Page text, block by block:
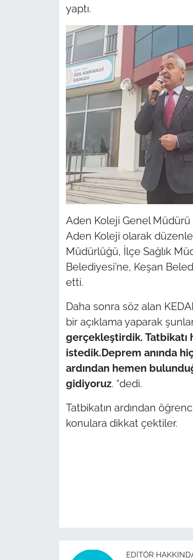
yaptı.
Aden Koleji Genel Müdürü
Aden Koleji olarak
Müdürlüğü, İlçe Sağlık
Belediyesi’ne, Keşan
etti.
Daha sonra söz alan
bir açıklama yaparak
gerçekleştirdik. Tatbikatı
istedik.Deprem anında
ardından hemen
gidiyoruz. “dedi.
Tatbikatın ardından
konulara dikkat çektiler.
EDITÖR
Canlı Maç
Gündem-Eğitim